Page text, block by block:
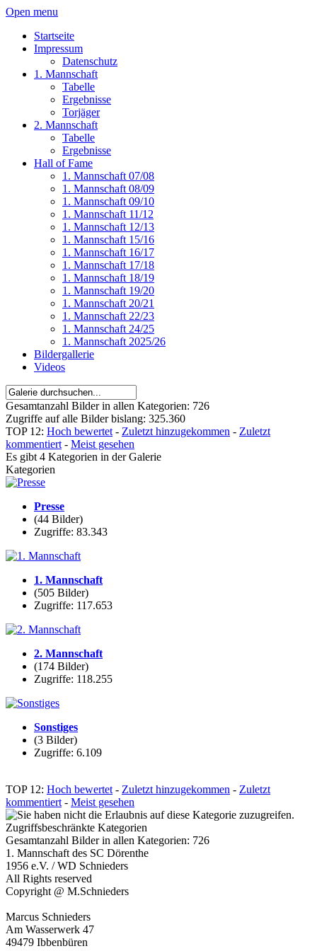
Open menu
Startseite
Impressum
Datenschutz
1. Mannschaft
Tabelle
Ergebnisse
Torjäger
2. Mannschaft
Tabelle
Ergebnisse
Hall of Fame
1. Mannschaft 07/08
1. Mannschaft 08/09
1. Mannschaft 09/10
1. Mannschaft 11/12
1. Mannschaft 12/13
1. Mannschaft 15/16
1. Mannschaft 16/17
1. Mannschaft 17/18
1. Mannschaft 18/19
1. Mannschaft 19/20
1. Mannschaft 20/21
1. Mannschaft 22/23
1. Mannschaft 24/25
1. Mannschaft 2025/26
Bildergallerie
Videos
Gesamtanzahl Bilder in allen Kategorien: 726
Zugriffe auf alle Bilder bislang: 325.360
TOP 12: Hoch bewertet - Zuletzt hinzugekommen - Zuletzt
kommentiert - Meist gesehen
Es gibt 4 Kategorien in der Galerie
Kategorien
Presse
(44 Bilder)
Zugriffe: 83.343
1. Mannschaft
(505 Bilder)
Zugriffe: 117.653
2. Mannschaft
(174 Bilder)
Zugriffe: 118.255
Sonstiges
(3 Bilder)
Zugriffe: 6.109
TOP 12: Hoch bewertet - Zuletzt hinzugekommen - Zuletzt
kommentiert - Meist gesehen
Zugriffsbeschränkte Kategorien
Gesamtanzahl Bilder in allen Kategorien: 726
1. Mannschaft des SC Dörenthe
1956 e.V. / WD Schnieders
All Rights reserved
Copyright @ M.Schnieders
Marcus Schnieders
Am Wasserwerk 47
49479 Ibbenbüren